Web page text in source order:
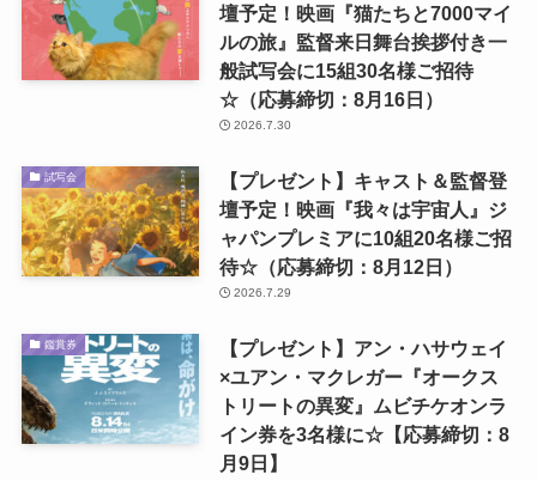
壇予定！映画『猫たちと7000マイ
ルの旅』監督来日舞台挨拶付き一
般試写会に15組30名様ご招待
☆（応募締切：8月16日）
2026.7.30
試写会
【プレゼント】キャスト＆監督登
壇予定！映画『我々は宇宙人』ジ
ャパンプレミアに10組20名様ご招
待☆（応募締切：8月12日）
2026.7.29
鑑賞券
【プレゼント】アン・ハサウェイ
×ユアン・マクレガー『オークス
トリートの異変』ムビチケオンラ
イン券を3名様に☆【応募締切：8
月9日】